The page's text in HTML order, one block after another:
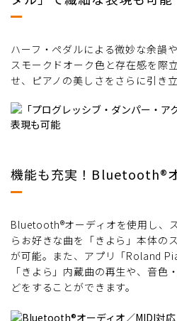
ハーフ・ペダルによる微妙な余韻
スモークドオーク色と存在感を際
せ、ピアノの美しさをさらに引き立
機能も充実！Bluetooth®
Bluetooth®オーディオを使用し、
らお好きな曲を「きよら」本体の
が可能。また、アプリ「Roland
「きよら」内蔵曲の再生や、音色
どをすることができます。